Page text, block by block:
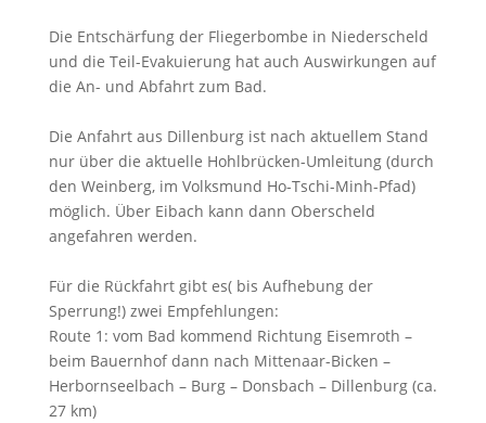
Die Entschärfung der Fliegerbombe in Niederscheld
und die Teil-Evakuierung hat auch Auswirkungen auf
die An- und Abfahrt zum Bad.
Die Anfahrt aus Dillenburg ist nach aktuellem Stand
nur über die aktuelle Hohlbrücken-Umleitung (durch
den Weinberg, im Volksmund Ho-Tschi-Minh-Pfad)
möglich. Über Eibach kann dann Oberscheld
angefahren werden.
Für die Rückfahrt gibt es( bis Aufhebung der
Sperrung!) zwei Empfehlungen:
Route 1: vom Bad kommend Richtung Eisemroth –
beim Bauernhof dann nach Mittenaar-Bicken –
Herbornseelbach – Burg – Donsbach – Dillenburg (ca.
27 km)